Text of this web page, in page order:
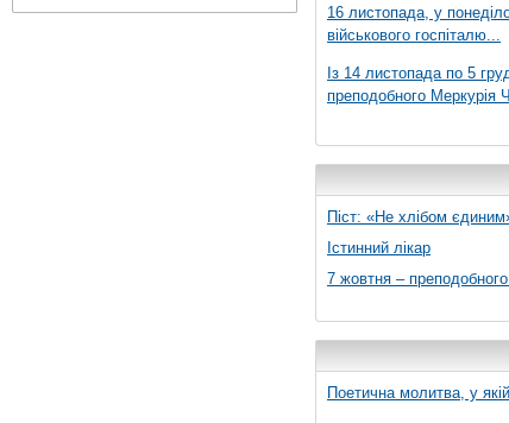
16 листопада, у
військового госпіталю...
Із 14 листопада по 5
преподобного Меркурія
Піст: «Не хлібом
Істинний лікар
7 жовтня –
Поетична молитва, у